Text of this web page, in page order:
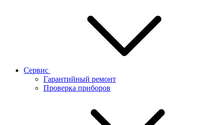
Сервис
Гарантийный ремонт
Проверка приборов